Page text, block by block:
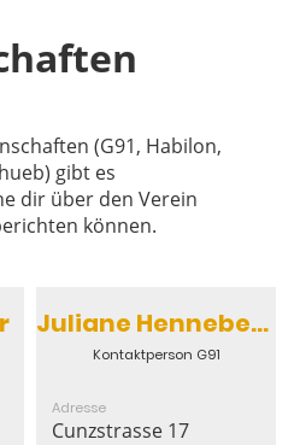
(G91, Habilon,
gibt es
dir über den Verein
können.
Juliane Henneberger
Kontaktperson G91
Adresse
Cunzstrasse 17